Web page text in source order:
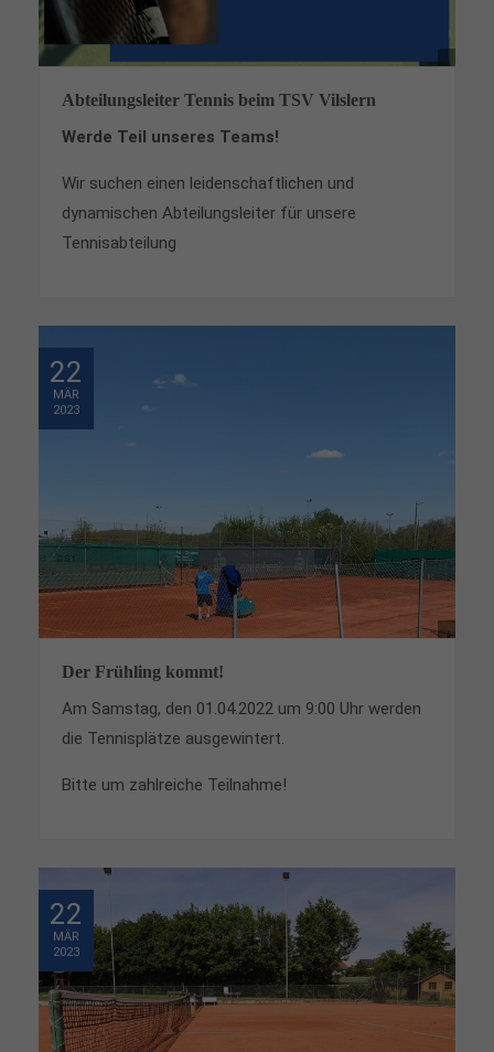
Abteilungsleiter Tennis beim TSV Vilslern
Werde Teil unseres Teams!
Wir suchen einen leidenschaftlichen und
dynamischen Abteilungsleiter für unsere
Tennisabteilung
22
MÄR
2023
Der Frühling kommt!
Am Samstag, den 01.04.2022 um 9:00 Uhr werden
die Tennisplätze ausgewintert.
Bitte um zahlreiche Teilnahme!
22
MÄR
2023